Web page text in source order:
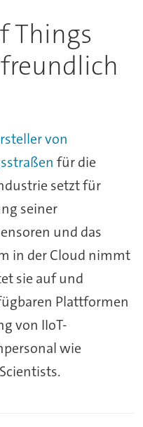
Things
von
für die
setzt für
seiner
und das
in der Cloud nimmt
sie auf und
Plattformen
von IIoT-
wie